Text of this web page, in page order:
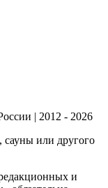
| 2012 - 2026
сауны или другого
и